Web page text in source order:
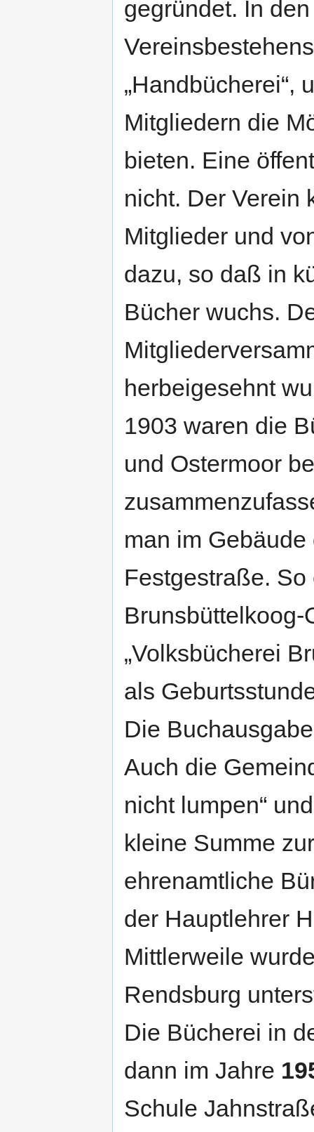
gegründet. In
„Handbücherei“,
Mitgliedern die
bieten. Eine
nicht. Der Verein
Mitglieder und
dazu, so daß in
Bücher wuchs.
herbeigesehnt
1903 waren die
und Ostermoor
man im
Festgestraße. So
Brunsbüttelkoog-
„Volksbücherei
als
Die
Auch die
nicht lumpen“
kleine Summe
ehrenamtliche
der Hauptlehrer
Mittlerweile
Rendsburg
Die Bücherei in
dann im Jahre
Schule